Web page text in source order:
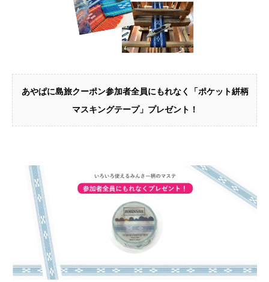
あやぱに島旅クーポン参加者全員にもれなく「ポケット絣柄
マスキングテープ」プレゼント！